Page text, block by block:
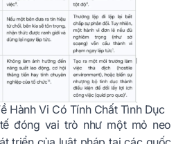
Hành Vi Có Tính Chất Tình Dục
đóng vai trò như một mỏ neo